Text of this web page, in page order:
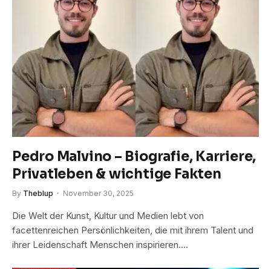
Pedro Malvino – Biografie, Karriere,
Privatleben & wichtige Fakten
By Theblup November 30, 2025
Die Welt der Kunst, Kultur und Medien lebt von
facettenreichen Persönlichkeiten, die mit ihrem Talent und
ihrer Leidenschaft Menschen inspirieren.…